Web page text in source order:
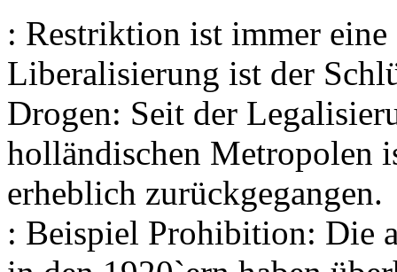
: Restriktion ist immer
Liberalisierung ist der
Drogen: Seit der
holländischen Metropolen
erheblich zurückgegangen.
: Beispiel Prohibition: Die